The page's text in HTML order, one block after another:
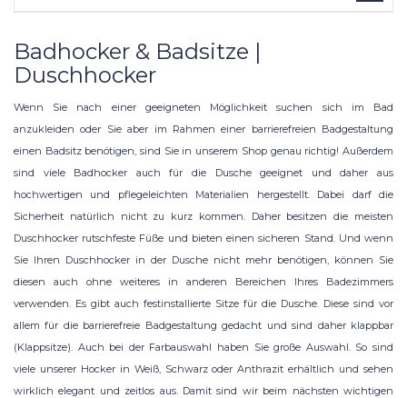
Badhocker & Badsitze |
Duschhocker
Wenn Sie nach einer geeigneten Möglichkeit suchen sich im Bad
anzukleiden oder Sie aber im Rahmen einer barrierefreien Badgestaltung
einen Badsitz benötigen, sind Sie in unserem Shop genau richtig! Außerdem
sind viele Badhocker auch für die Dusche geeignet und daher aus
hochwertigen und pflegeleichten Materialien hergestellt. Dabei darf die
Sicherheit natürlich nicht zu kurz kommen. Daher besitzen die meisten
Duschhocker rutschfeste Füße und bieten einen sicheren Stand. Und wenn
Sie Ihren Duschhocker in der Dusche nicht mehr benötigen, können Sie
diesen auch ohne weiteres in anderen Bereichen Ihres Badezimmers
verwenden. Es gibt auch festinstallierte Sitze für die Dusche. Diese sind vor
allem für die barrierefreie Badgestaltung gedacht und sind daher klappbar
(Klappsitze). Auch bei der Farbauswahl haben Sie große Auswahl. So sind
viele unserer Hocker in Weiß, Schwarz oder Anthrazit erhältlich und sehen
wirklich elegant und zeitlos aus. Damit sind wir beim nächsten wichtigen